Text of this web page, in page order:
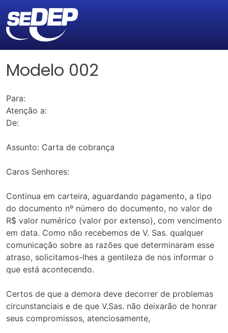
Modelo 002
Para:
Atenção a:
De:
Assunto: Carta de cobrança
Caros Senhores:
Continua em carteira, aguardando pagamento, a tipo
do documento nº número do documento, no valor de
R$ valor numérico (valor por extenso), com vencimento
em data. Como não recebemos de V. Sas. qualquer
comunicação sobre as razões que determinaram esse
atraso, solicitamos-lhes a gentileza de nos informar o
que está acontecendo.
Certos de que a demora deve decorrer de problemas
circunstanciais e de que V.Sas. não deixarão de honrar
seus compromissos, atenciosamente,